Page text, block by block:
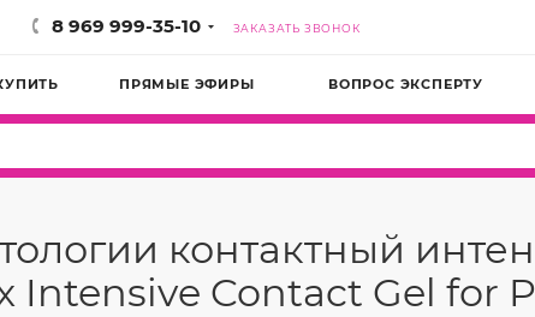
8 969 999-35-10 ЗАКАЗАТЬ ЗВОНОК
ПРЯМЫЕ ЭФИРЫ ВОПРОС ЭКСПЕРТУ
контактный
Contact Gel for